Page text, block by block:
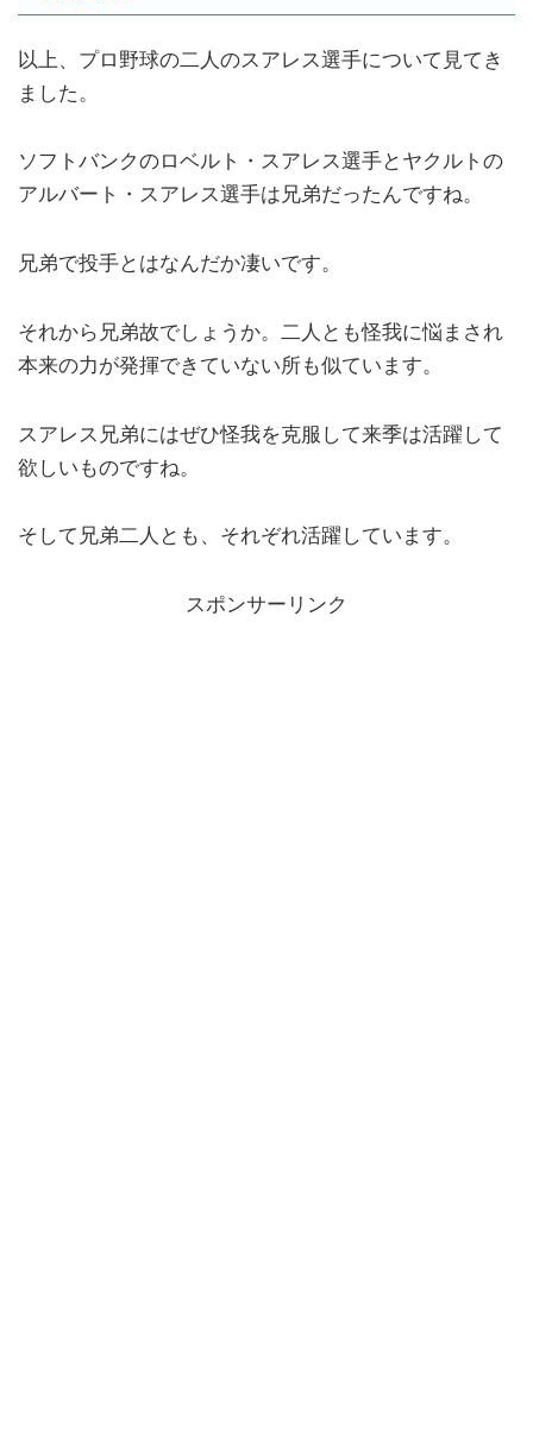
以上、プロ野球の二人のスアレス選手について見てき
ました。
ソフトバンクのロベルト・スアレス選手とヤクルトの
アルバート・スアレス選手は兄弟だったんですね。
兄弟で投手とはなんだか凄いです。
それから兄弟故でしょうか。二人とも怪我に悩まされ
本来の力が発揮できていない所も似ています。
スアレス兄弟にはぜひ怪我を克服して来季は活躍して
欲しいものですね。
そして兄弟二人とも、それぞれ活躍しています。
スポンサーリンク